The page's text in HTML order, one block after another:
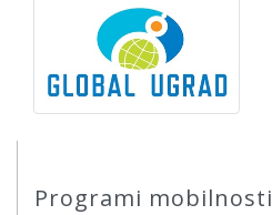
Programi mobilnosti